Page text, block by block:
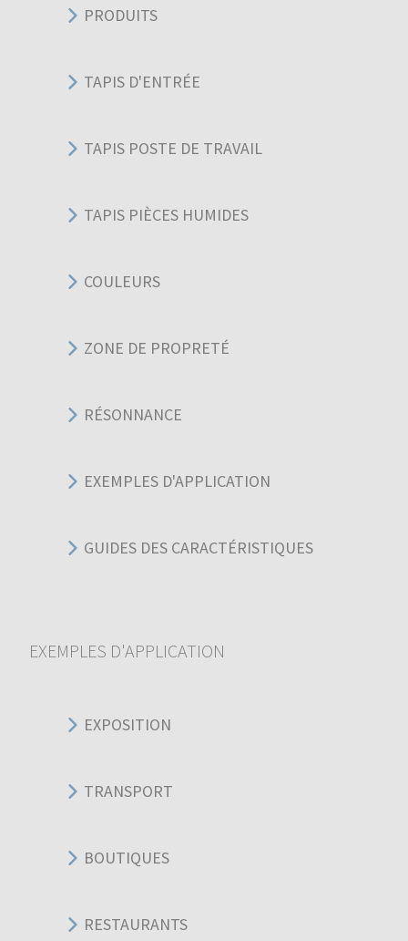
PRODUITS
TAPIS D'ENTRÉE
TAPIS POSTE DE TRAVAIL
TAPIS PIÈCES HUMIDES
COULEURS
ZONE DE PROPRETÉ
RÉSONNANCE
EXEMPLES D'APPLICATION
GUIDES DES CARACTÉRISTIQUES
EXEMPLES D'APPLICATION
EXPOSITION
TRANSPORT
BOUTIQUES
RESTAURANTS